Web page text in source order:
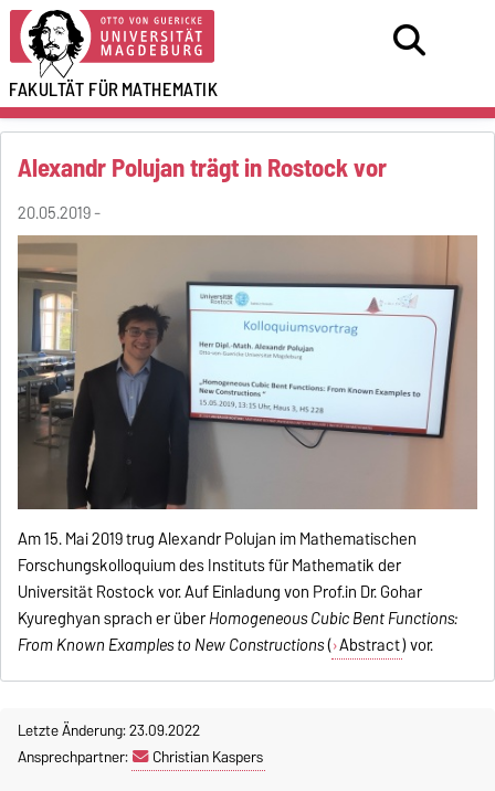
FAKULTÄT FÜRMATHEMATIK
Alexandr Polujan trägt in Rostock vor
20.05.2019 -
Am 15. Mai 2019 trug Alexandr Polujan im Mathematischen
Forschungskolloquium des Instituts für Mathematik der
Universität Rostock vor. Auf Einladung von Prof.in Dr. Gohar
Kyureghyan sprach er überHomogeneous Cubic Bent Functions:
From Known Examples to New Constructions( Abstract) vor.
Letzte Änderung: 23.09.2022
Ansprechpartner:
Christian Kaspers